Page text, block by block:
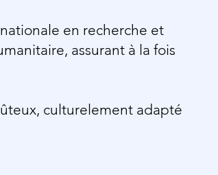
en recherche et
assurant à la fois
culturelement adapté